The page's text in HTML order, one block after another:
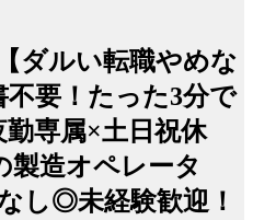
ダルい転職やめな
不要！たった3分で
専属×土日祝休
製造オペレータ
し◎未経験歓迎！